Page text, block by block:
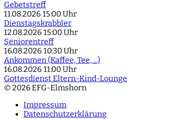
Gebetstreff
11.08.2026 15:00 Uhr
Dienstagskrabbler
12.08.2026 15:00 Uhr
Seniorentreff
16.08.2026 10:30 Uhr
Ankommen (Kaffee, Tee, ...)
16.08.2026 11:00 Uhr
Gottesdienst Eltern-Kind-Lounge
© 2026 EFG-Elmshorn
Impressum
Datenschutzerklärung